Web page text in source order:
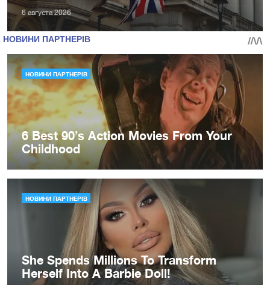
6 августа 2026